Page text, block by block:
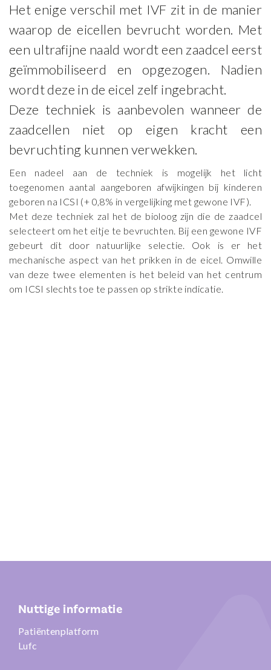
Fertility Clinic
Team
Onderzoeken
Behandelingen
Nieuws
Symposium
Operatief herstel sterilisatie bij de vrouw
Het enige verschil met IVF zit in de manier
waarop de eicellen bevrucht worden. Met
een ultrafijne naald wordt een zaadcel eerst
geïmmobiliseerd en opgezogen. Nadien
wordt deze in de eicel zelf ingebracht.
Deze techniek is aanbevolen wanneer de
zaadcellen niet op eigen kracht een
bevruchting kunnen verwekken.
Een nadeel aan de techniek is mogelijk het licht
toegenomen aantal aangeboren afwijkingen bij kinderen
geboren na ICSI (+ 0,8% in vergelijking met gewone IVF).
Met deze techniek zal het de bioloog zijn die de zaadcel
selecteert om het eitje te bevruchten. Bij een gewone IVF
gebeurt dit door natuurlijke selectie. Ook is er het
mechanische aspect van het prikken in de eicel. Omwille
van deze twee elementen is het beleid van het centrum
om ICSI slechts toe te passen op strikte indicatie.
Nuttige informatie
Patiëntenplatform
Lufc